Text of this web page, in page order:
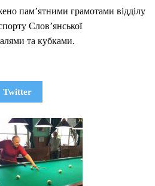
пам’ятними грамотами відділу
Слов’янської
та кубками.
Twitter